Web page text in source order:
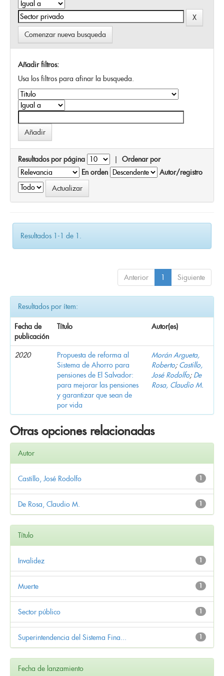
Comenzar nueva busqueda
Añadir filtros:
Usa los filtros para afinar la busqueda.
Resultados por página | Ordenar por
En orden
Autor/registro
Resultados 1-1 de 1.
Anterior 1 Siguiente
Resultados por ítem:
Fecha de
publicación
Título Autor(es)
2020
Propuesta de reforma al
Sistema de Ahorro para
pensiones de El Salvador:
para mejorar las pensiones
y garantizar que sean de
por vida
Morán Argueta,
Roberto; Castillo,
José Rodolfo; De
Rosa, Claudio M.
Otras opciones relacionadas
Autor
1
Castillo, José Rodolfo
1
De Rosa, Claudio M.
Título
1
Invalidez
1
Muerte
1
Sector público
1
Superintendencia del Sistema Fina...
Fecha de lanzamiento